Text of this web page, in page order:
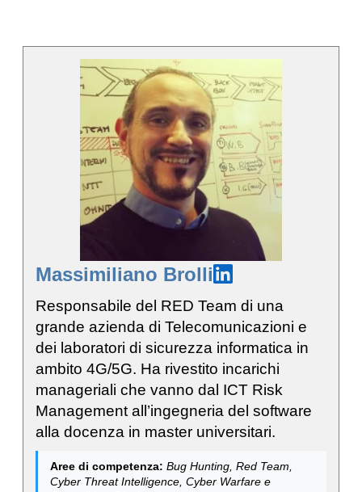
Massimiliano Brolli
Responsabile del RED Team di una
grande azienda di Telecomunicazioni e
dei laboratori di sicurezza informatica in
ambito 4G/5G. Ha rivestito incarichi
manageriali che vanno dal ICT Risk
Management all’ingegneria del software
alla docenza in master universitari.
Aree di competenza: Bug Hunting, Red Team,
Cyber Threat Intelligence, Cyber Warfare e